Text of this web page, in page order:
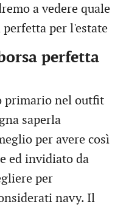
a vedere quale
perfetta per l'estate
perfetta
primario nel outfit
saperla
per avere così
ed invidiato da
per
navy. Il